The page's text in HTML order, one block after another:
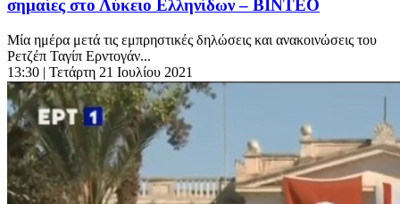
σημαίες στο Λύκειο Ελληνίδων – ΒΙΝΤΕΟ
Μία ημέρα μετά τις εμπρηστικές δηλώσεις και ανακοινώσεις του
Ρετζέπ Ταγίπ Ερντογάν...
13:30 | Τετάρτη 21 Ιουλίου 2021